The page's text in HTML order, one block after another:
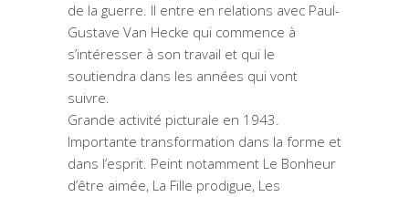
de la guerre. Il entre en relations avec Paul-
Gustave Van Hecke qui commence à
s’intéresser à son travail et qui le
soutiendra dans les années qui vont
suivre.
Grande activité picturale en 1943.
Importante transformation dans la forme et
dans l’esprit. Peint notamment Le Bonheur
d’être aimée, La Fille prodigue, Les